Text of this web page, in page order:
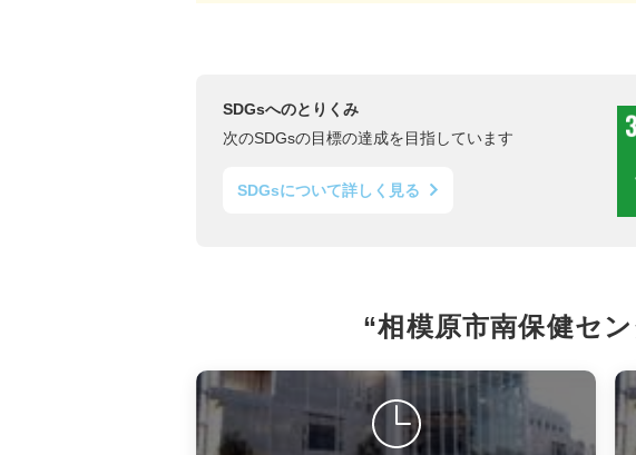
SDGsへのとりくみ
次のSDGsの目標の達成を目指しています
SDGsについて詳しく見る
“相模原市南保健セ